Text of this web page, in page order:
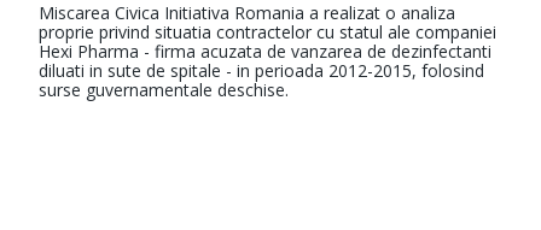
Miscarea Civica Initiativa Romania a realizat o analiza
proprie privind situatia contractelor cu statul ale companiei
Hexi Pharma - firma acuzata de vanzarea de dezinfectanti
diluati in sute de spitale - in perioada 2012-2015, folosind
surse guvernamentale deschise.